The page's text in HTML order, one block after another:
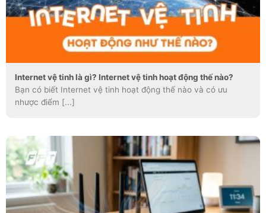
Internet vệ tinh là gì? Internet vệ tinh hoạt động thế nào?
Bạn có biết Internet vệ tinh hoạt động thế nào và có ưu
nhược điểm [...]